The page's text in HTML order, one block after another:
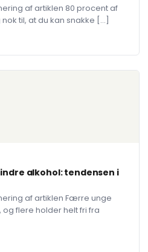
af artiklen 80 procent af
til, at du kan snakke […]
alkohol: tendensen i
af artiklen Færre unge
flere holder helt fri fra